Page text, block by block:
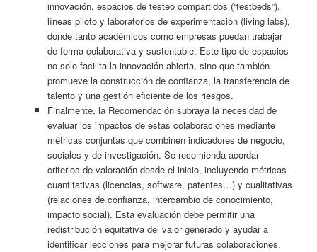
innovación, espacios de testeo compartidos (“testbeds”),
líneas piloto y laboratorios de experimentación (living labs),
donde tanto académicos como empresas puedan trabajar
de forma colaborativa y sustentable. Este tipo de espacios
no solo facilita la innovación abierta, sino que también
promueve la construcción de confianza, la transferencia de
talento y una gestión eficiente de los riesgos.
Finalmente, la Recomendación subraya la necesidad de
evaluar los impactos de estas colaboraciones mediante
métricas conjuntas que combinen indicadores de negocio,
sociales y de investigación. Se recomienda acordar
criterios de valoración desde el inicio, incluyendo métricas
cuantitativas (licencias, software, patentes…) y cualitativas
(relaciones de confianza, intercambio de conocimiento,
impacto social). Esta evaluación debe permitir una
redistribución equitativa del valor generado y ayudar a
identificar lecciones para mejorar futuras colaboraciones.